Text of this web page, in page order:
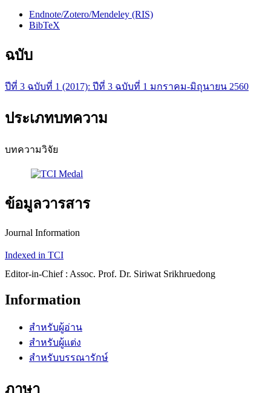
Endnote/Zotero/Mendeley (RIS)
BibTeX
ฉบับ
ปีที่ 3 ฉบับที่ 1 (2017): ปีที่ 3 ฉบับที่ 1 มกราคม-มิถุนายน 2560
ประเภทบทความ
บทความวิจัย
ข้อมูลวารสาร
Journal Information
Indexed in TCI
Editor-in-Chief : Assoc. Prof. Dr. Siriwat Srikhruedong
Information
สำหรับผู้อ่าน
สำหรับผู้แต่ง
สำหรับบรรณารักษ์
ภาษา